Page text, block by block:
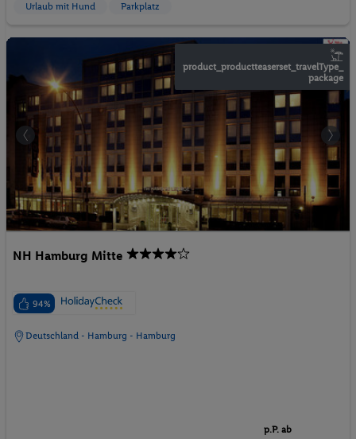
Urlaub mit Hund Parkplatz
product_productteaserset_travelType_
package
NH Hamburg Mitte
94%
Deutschland - Hamburg - Hamburg
p.P. ab